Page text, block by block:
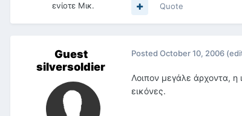
ενίοτε Μικ.
Quote
Guest
silversoldier
Posted October 10, 2006
Λοιπον μεγάλε άρχοντα, η
εικόνες.